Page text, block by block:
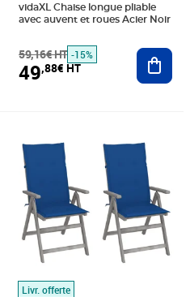
au panier
vidaXL Chaise longue pliable
avec auvent et roues Acier Noir
59,16€ HT -15%
49,88€ HT
Livr. offerte